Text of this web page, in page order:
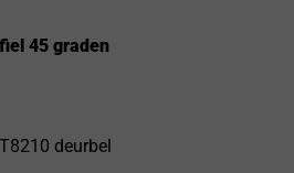
45 graden
deurbel